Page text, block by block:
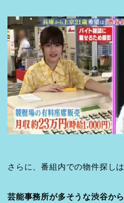
さらに、番組内での物件探しは
芸能事務所が多そうな渋谷か